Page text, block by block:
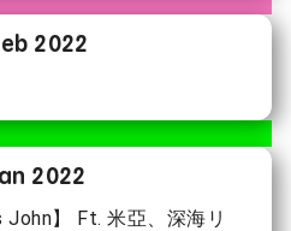
2022
2022
】 Ft. 米亞、深海リ